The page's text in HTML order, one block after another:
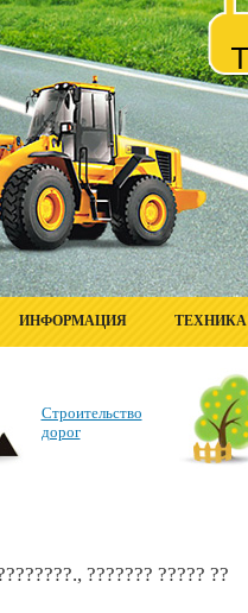
ИНФОРМАЦИЯ ТЕХНИКА
Строительство
дорог
??????? ????? ??